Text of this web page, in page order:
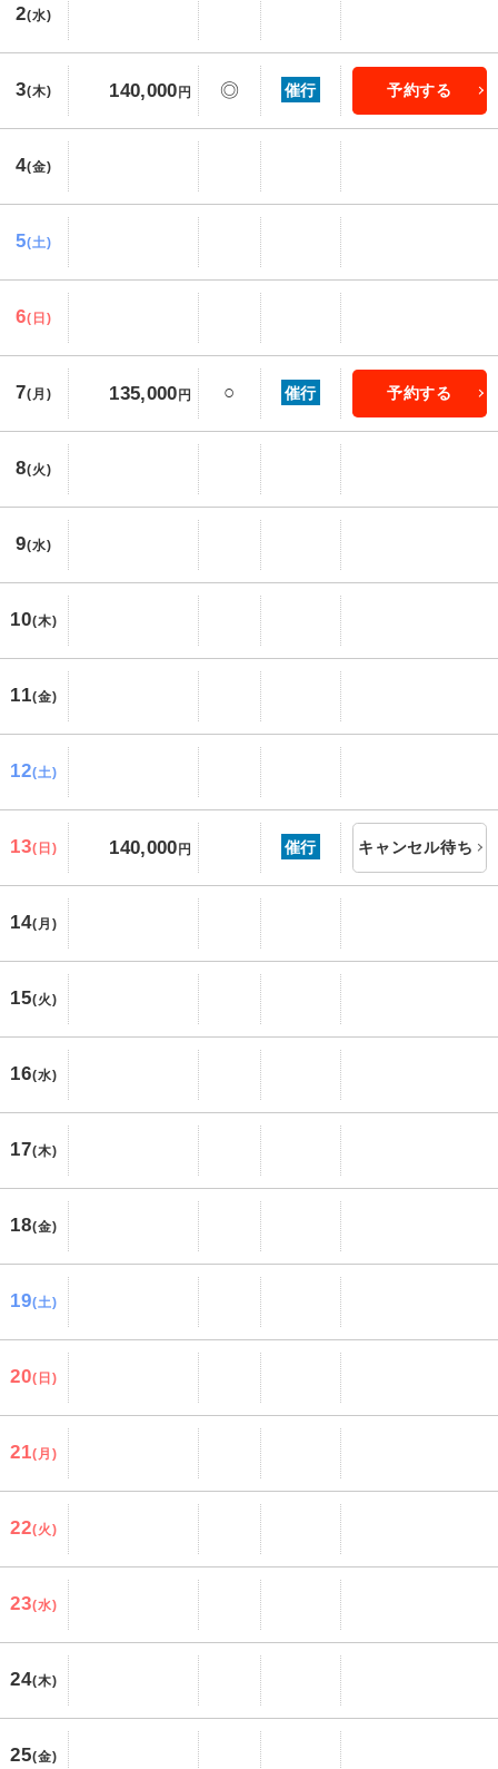
2(水)
3(木) 140,000円 ◎ 催行 予約する
4(金)
5(土)
6(日)
7(月) 135,000円 ○ 催行 予約する
8(火)
9(水)
10(木)
11(金)
12(土)
13(日) 140,000円 催行 キャンセル待ち
14(月)
15(火)
16(水)
17(木)
18(金)
19(土)
20(日)
21(月)
22(火)
23(水)
24(木)
25(金)